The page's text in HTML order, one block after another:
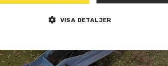
VISA DETALJER